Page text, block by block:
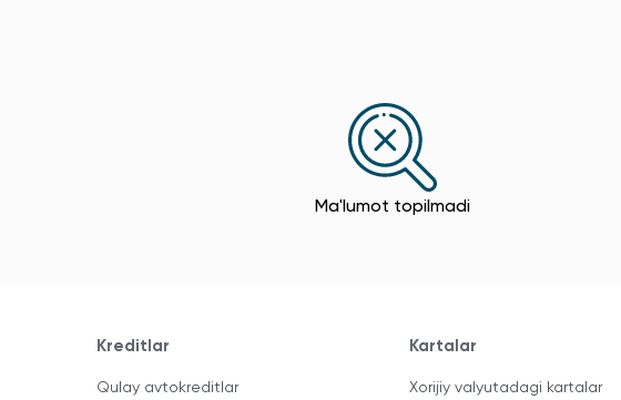
Ma'lumot topilmadi
Kreditlar
Qulay avtokreditlar
Kartalar
Xorijiy valyutadagi kartalar